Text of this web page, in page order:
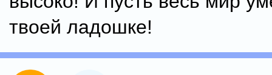
твоей ладошке!